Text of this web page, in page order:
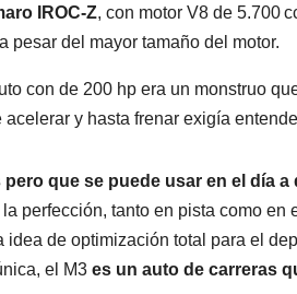
IROC-Z, con motor V8 de 5.700
pesar del mayor tamaño del motor.
con de 200 hp era un monstruo
acelerar y hasta frenar exigía
que se puede usar en el día a
perfección, tanto en pista como en
idea de optimización total para el
el M3 es un auto de carreras